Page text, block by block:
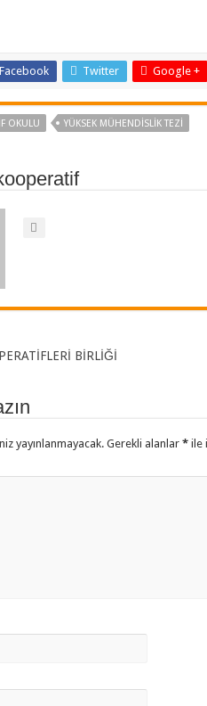
Facebook Twitter Google +
OKULU YÜKSEK MÜHENDİSLİK TEZİ
BİRLİĞİ
yayınlanmayacak. Gerekli alanlar *ile